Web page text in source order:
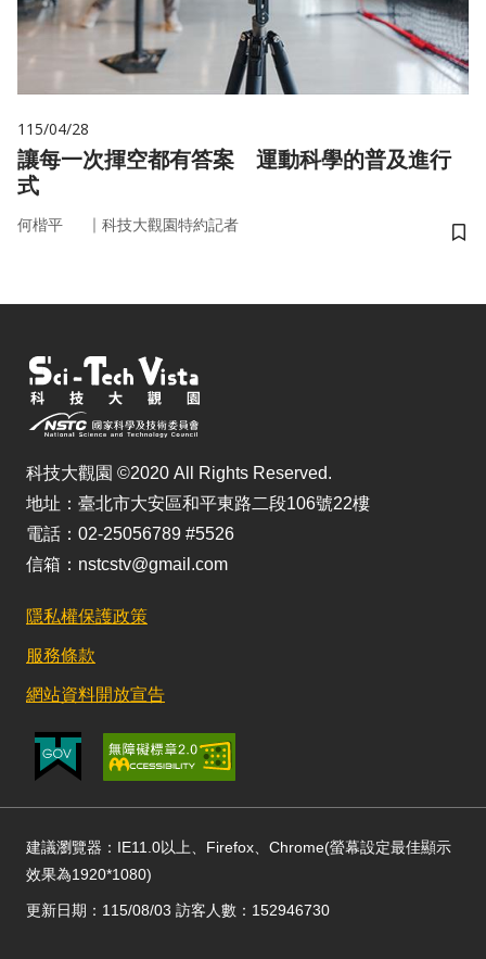
115/04/28
讓每一次揮空都有答案 運動科學的普及進行
式
何楷平 ｜ 科技大觀園特約記者
儲
科技大觀園 ©2020 All Rights Reserved.
地址：臺北市大安區和平東路二段106號22樓
電話：02-25056789 #5526
信箱：nstcstv@gmail.com
隱私權保護政策
服務條款
網站資料開放宣告
建議瀏覽器：IE11.0以上、Firefox、Chrome(螢幕設定最佳顯示
效果為1920*1080)
更新日期：115/08/03 訪客人數：152946730